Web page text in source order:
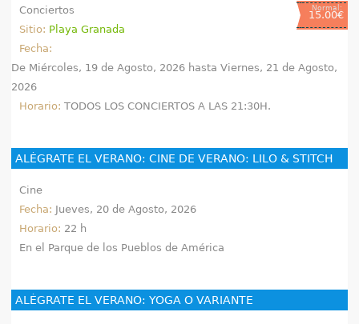
Conciertos
Sitio: Playa Granada
Fecha:
De Miércoles, 19 de Agosto, 2026 hastaViernes, 21 de Agosto,
2026
Horario:TODOS LOS CONCIERTOS A LAS 21:30H.
Normal:
15.00€
ALÉGRATE EL VERANO: CINE DE VERANO: LILO & STITCH
Cine
Fecha: Jueves, 20 de Agosto, 2026
Horario: 22 h
En el Parque de los Pueblos de América
ALÉGRATE EL VERANO: YOGA O VARIANTE